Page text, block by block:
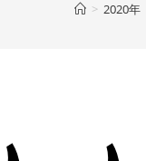
> 2020年